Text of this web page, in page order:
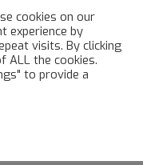
symulatora
cookies on our
experience by
visits. By clicking
ALL the cookies.
to provide a